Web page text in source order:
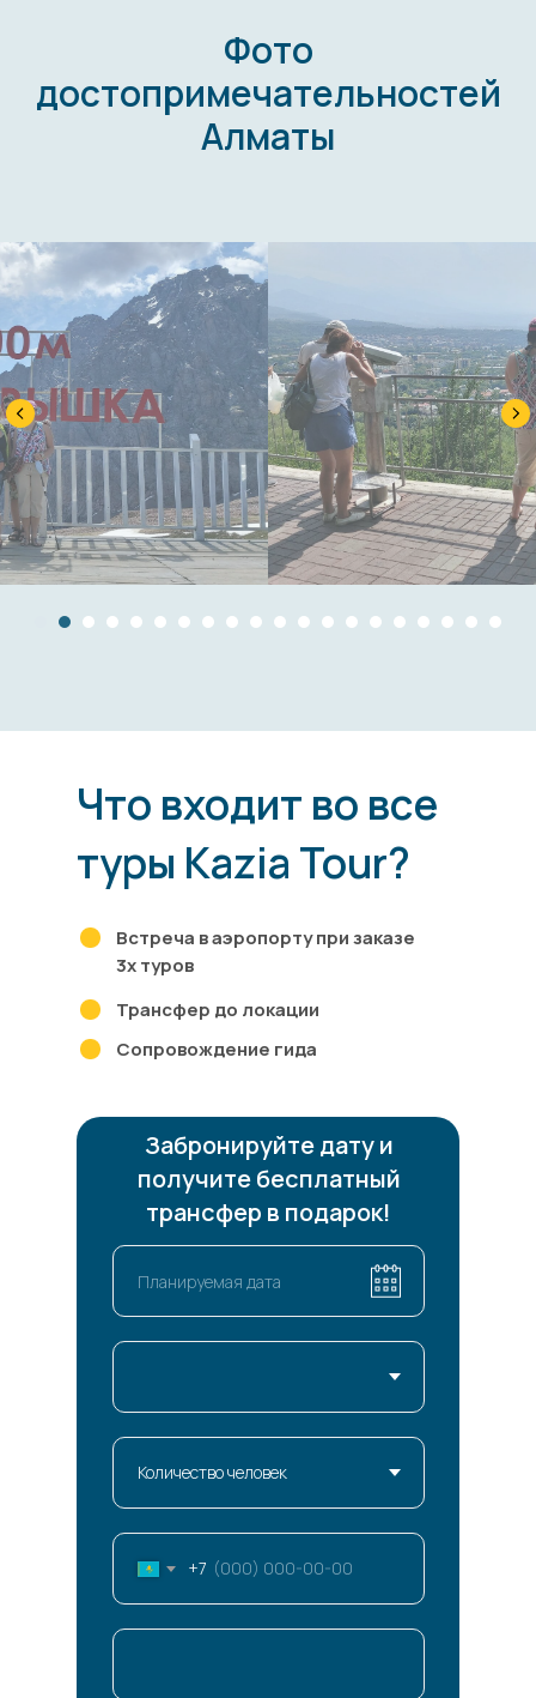
Фото
достопримечательностей
Алматы
+7
Забронируйте дату и
получите бесплатный
трансфер в подарок!
Что входит во все
туры Kazia Tour?
Встреча в аэропорту при заказе
3х туров
Трансфер до локации
Сопровождение гида